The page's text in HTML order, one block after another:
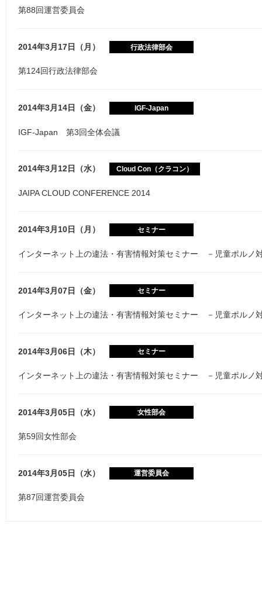
第88回運営委員会
2014年3月17日（月） 行政法律部会
第124回行政法律部会
2014年3月14日（金） IGF-Japan
IGF-Japan 第3回全体会議
2014年3月12日（水） Cloud Con（クラコン）
JAIPA CLOUD CONFERENCE 2014
2014年3月10日（月） セミナー
インターネット上の違法・有害情報対策セミナー －児童ポル
2014年3月07日（金） セミナー
インターネット上の違法・有害情報対策セミナー －児童ポル
2014年3月06日（木） セミナー
インターネット上の違法・有害情報対策セミナー －児童ポルノ
2014年3月05日（水） 女性部会
第59回女性部会
2014年3月05日（水） 運営委員会
第87回運営委員会